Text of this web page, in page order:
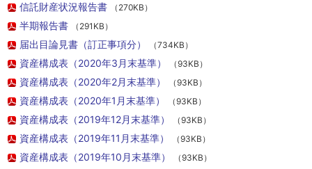
信託財産状況報告書 （270KB）
半期報告書 （291KB）
届出目論見書（訂正事項分） （734KB）
資産構成表（2020年3月末基準） （93KB）
資産構成表（2020年2月末基準） （93KB）
資産構成表（2020年1月末基準） （93KB）
資産構成表（2019年12月末基準） （93KB）
資産構成表（2019年11月末基準） （93KB）
資産構成表（2019年10月末基準） （93KB）